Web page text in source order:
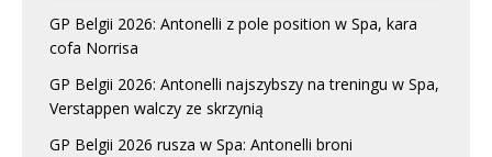
GP Belgii 2026: Antonelli z pole position w Spa, kara
cofa Norrisa
GP Belgii 2026: Antonelli najszybszy na treningu w Spa,
Verstappen walczy ze skrzynią
GP Belgii 2026 rusza w Spa: Antonelli broni